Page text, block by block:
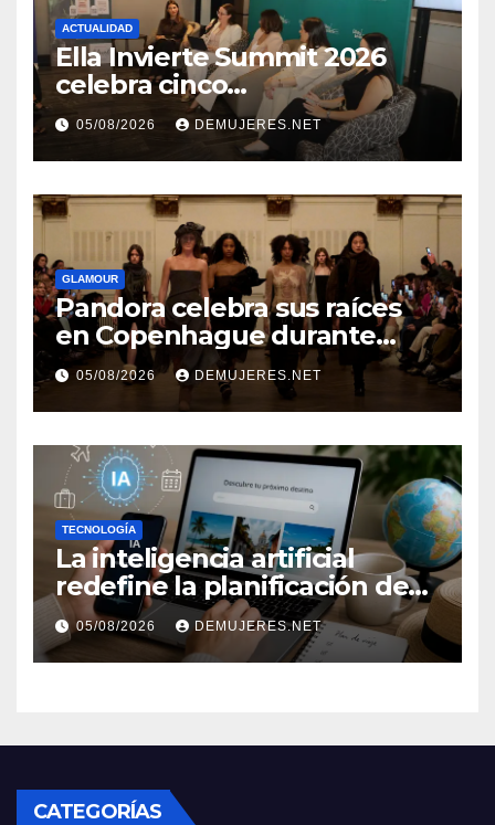
ACTUALIDAD
Ella Invierte Summit 2026
celebra cinco
añosimpulsando a las
mujeres a construir su
independencia financiera
05/08/2026 DEMUJERES.NET
GLAMOUR
Pandora celebra sus raíces
en Copenhague durante
Copenhagen Fashion Week a
través de alianzas creativas
05/08/2026 DEMUJERES.NET
TECNOLOGÍA
La inteligencia artificial
redefine la planificación de
viajes: Los huéspedes
centran sus decisiones y
expectativas enfocándose en
05/08/2026 DEMUJERES.NET
CATEGORÍAS